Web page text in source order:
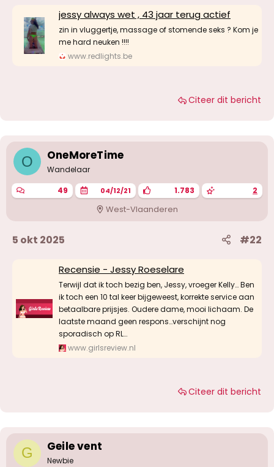
jessy always wet , 43 jaar terug actief
zin in vluggertje, massage of stomende seks ? Kom je
me hard neuken !!!!
www.redlights.be
Citeer dit bericht
O OneMoreTime
Wandelaar
49 04/12/21 1.783 2
West-Vlaanderen
5 okt 2025 #22
Recensie - Jessy Roeselare
Terwijl dat ik toch bezig ben, Jessy, vroeger Kelly… Ben
ik toch een 10 tal keer bijgeweest, korrekte service aan
betaalbare prijsjes. Oudere dame, mooi lichaam. De
laatste maand geen respons…verschijnt nog
sporadisch op RL…
www.girlsreview.nl
Citeer dit bericht
G Geile vent
Newbie